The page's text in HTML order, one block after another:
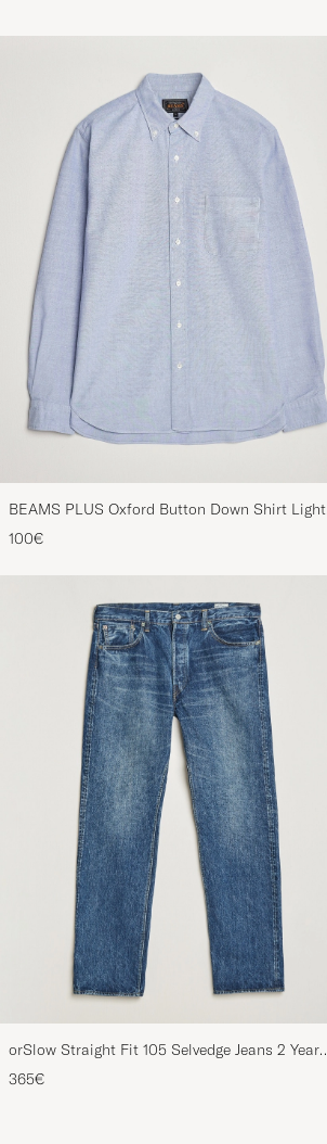
BEAMS PLUS Oxford Button Down Shirt Light
Blue
100€
orSlow Straight Fit 105 Selvedge Jeans 2 Year
Wash
365€